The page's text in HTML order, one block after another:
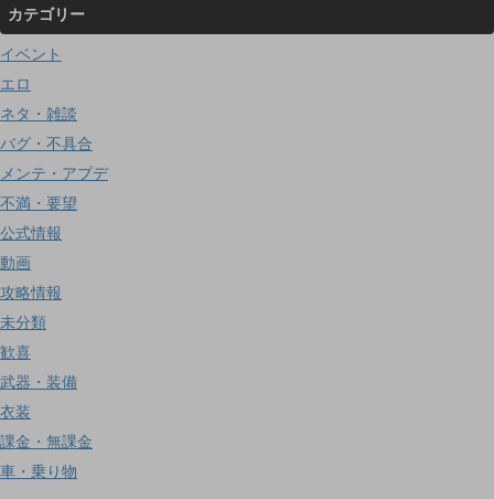
カテゴリー
イベント
エロ
ネタ・雑談
バグ・不具合
メンテ・アプデ
不満・要望
公式情報
動画
攻略情報
未分類
歓喜
武器・装備
衣装
課金・無課金
車・乗り物